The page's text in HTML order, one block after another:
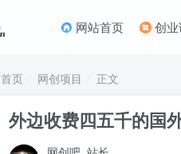
网站首页 创
首页 网创项目 正文
外边收费四五千的国